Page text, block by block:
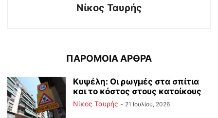
Νίκος Ταυρής
ΠΑΡΟΜΟΙΑ ΑΡΘΡΑ
Κυψέλη: Οι ρωγμές στα σπίτια
και το κόστος στους κατοίκους
Νίκος Ταυρής - 21 Ιουλίου, 2026